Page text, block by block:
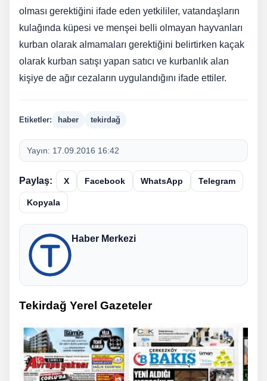
olması gerektiğini ifade eden yetkililer, vatandaşların
kulağında küpesi ve menşei belli olmayan hayvanları
kurban olarak almamaları gerektiğini belirtirken kaçak
olarak kurban satışı yapan satıcı ve kurbanlık alan
kişiye de ağır cezaların uygulandığını ifade ettiler.
Etiketler: haber tekirdağ
Yayın: 17.09.2016 16:42
Paylaş: X Facebook WhatsApp Telegram
Kopyala
Haber Merkezi
Tekirdağ Yerel Gazeteler